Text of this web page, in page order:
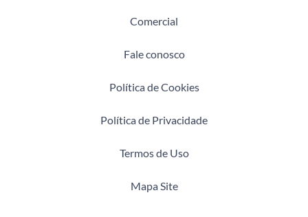
Comercial
Fale conosco
Política de Cookies
Política de Privacidade
Termos de Uso
Mapa Site